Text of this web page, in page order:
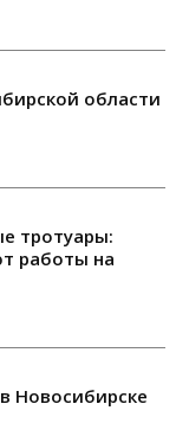
области
тротуары:
работы на
Новосибирске